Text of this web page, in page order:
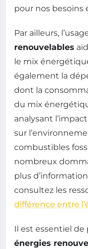
pour nos besoins
Par ailleurs,
renouvelables
le mix
également la
dont la
du mix
analysant
sur
combustibles
nombreux
plus
consultez les
différence entre
Il est essentiel de
énergies